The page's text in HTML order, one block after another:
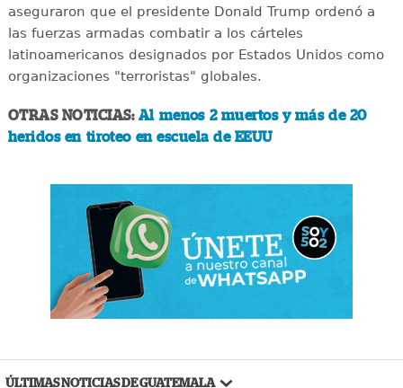
aseguraron que el presidente Donald Trump ordenó a
las fuerzas armadas combatir a los cárteles
latinoamericanos designados por Estados Unidos como
organizaciones "terroristas" globales.
OTRAS NOTICIAS: Al menos 2 muertos y más de 20
heridos en tiroteo en escuela de EEUU
ÚLTIMAS NOTICIAS DE GUATEMALA